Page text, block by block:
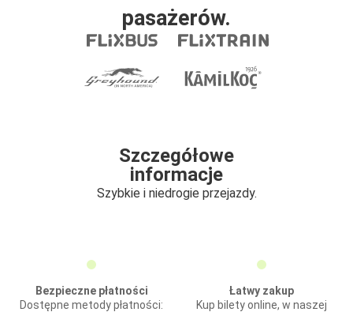
pasażerów.
Szczegółowe
informacje
Szybkie i niedrogie przejazdy.
Bezpieczne płatności
Dostępne metody płatności:
Łatwy zakup
Kup bilety online, w naszej